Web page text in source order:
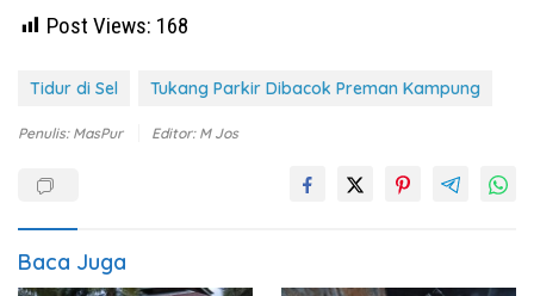
Post Views: 168
Tidur di Sel Tukang Parkir Dibacok Preman Kampung
Penulis: MasPur Editor: M Jos
Baca Juga